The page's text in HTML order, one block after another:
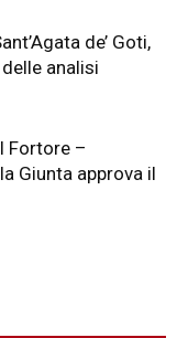
de’ Goti,
analisi
Fortore –
Giunta approva il